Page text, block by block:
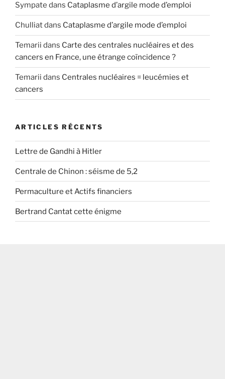
Sympate dans Cataplasme d’argile mode d’emploi
Chulliatdans Cataplasme d’argile mode d’emploi
Temarii dans Carte des centrales nucléaires et des
cancers en France, une étrange coïncidence ?
Temarii dans Centrales nucléaires = leucémies et
cancers
ARTICLES RÉCENTS
Lettre de Gandhi à Hitler
Centrale de Chinon : séisme de 5,2
Permaculture et Actifs financiers
Bertrand Cantat cette énigme